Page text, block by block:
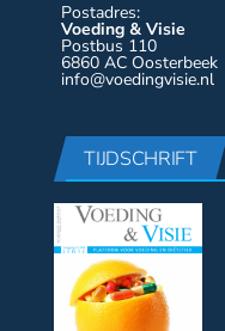
Postadres:
Voeding & Visie
Postbus 110
6860 AC Oosterbeek
info@voedingvisie.nl
TIJDSCHRIFT